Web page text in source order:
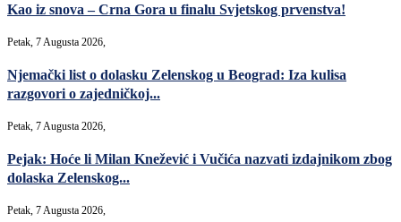
Kao iz snova – Crna Gora u finalu Svjetskog prvenstva!
Petak, 7 Augusta 2026,
Njemački list o dolasku Zelenskog u Beograd: Iza kulisa
razgovori o zajedničkoj...
Petak, 7 Augusta 2026,
Pejak: Hoće li Milan Knežević i Vučića nazvati izdajnikom zbog
dolaska Zelenskog...
Petak, 7 Augusta 2026,